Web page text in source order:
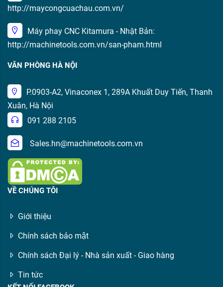
http://maycongcuachau.com.vn/
Máy phay CNC Kitamura - Nhật Bản:
http://machinetools.com.vn/san-pham.html
VĂN PHÒNG HÀ NỘI
P.0903-A2, Vinaconex 1, 289A Khuất Duy Tiến, Thanh
Xuân, Hà Nội
091 288 2105
Sales.hn@machinetools.com.vn
VỀ CHÚNG TÔI
Giới thiệu
Chính sách bảo mật
Chính sách Đại lý - Nhà sản xuất - Giao hàng
Tin tức